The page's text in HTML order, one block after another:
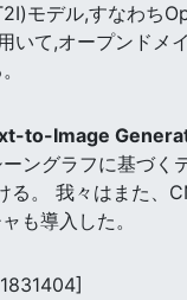
モデル,すなわち
て,オープンドメ
to-Image
ングラフに基づく
。 我々はまた、
も導入した。